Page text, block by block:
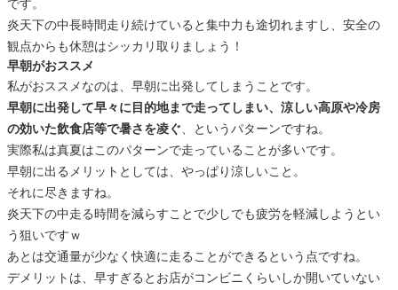
です。
炎天下の中長時間走り続けていると集中力も途切れますし、安全の
観点からも休憩はシッカリ取りましょう！
早朝がおススメ
私がおススメなのは、早朝に出発してしまうことです。
早朝に出発して早々に目的地まで走ってしまい、涼しい高原や冷房
の効いた飲食店等で暑さを凌ぐ 、というパターンですね。
実際私は真夏はこのパターンで走っていることが多いです。
早朝に出るメリットとしては、やっぱり涼しいこと。
それに尽きますね。
炎天下の中走る時間を減らすことで少しでも疲労を軽減しようとい
う狙いですｗ
あとは交通量が少なく快適に走ることができるという点ですね。
デメリットは、早すぎるとお店がコンビニくらいしか開いていない